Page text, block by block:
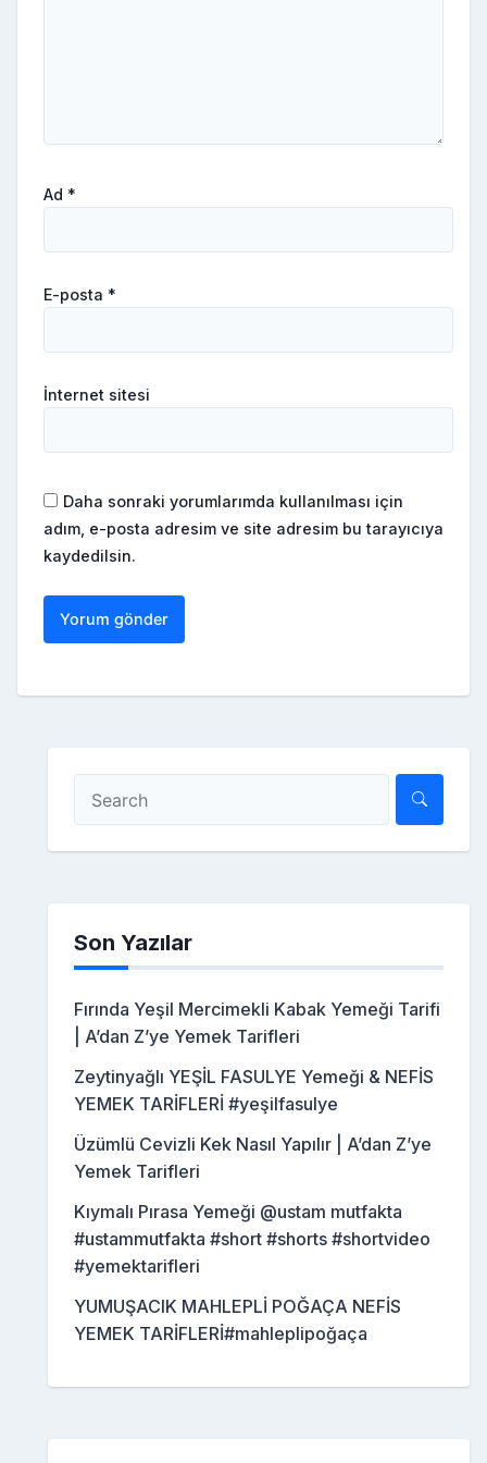
Ad *
E-posta *
İnternet sitesi
Daha sonraki yorumlarımda kullanılması için
adım, e-posta adresim ve site adresim bu tarayıcıya
kaydedilsin.
Son Yazılar
Fırında Yeşil Mercimekli Kabak Yemeği Tarifi
| A’dan Z’ye Yemek Tarifleri
Zeytinyağlı YEŞİL FASULYE Yemeği & NEFİS
YEMEK TARİFLERİ #yeşilfasulye
Üzümlü Cevizli Kek Nasıl Yapılır | A’dan Z’ye
Yemek Tarifleri
Kıymalı Pırasa Yemeği @ustam mutfakta
#ustammutfakta #short #shorts #shortvideo
#yemektarifleri
YUMUŞACIK MAHLEPLİ POĞAÇA NEFİS
YEMEK TARİFLERİ#mahleplipoğaça